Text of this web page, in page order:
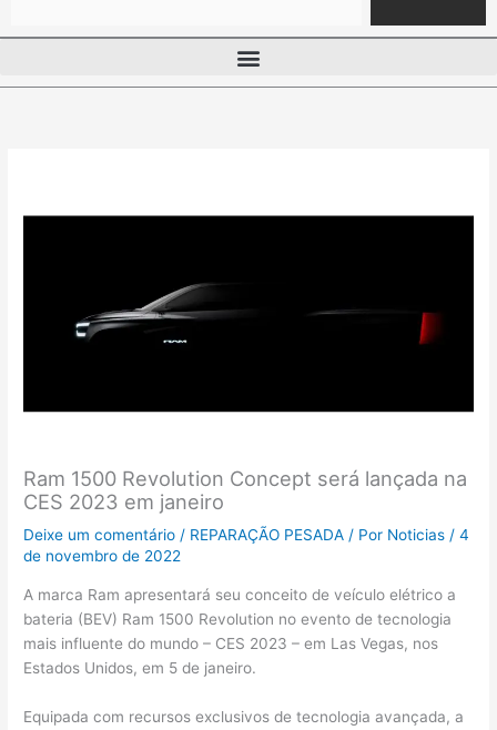
Ram 1500 Revolution Concept será lançada na
CES 2023 em janeiro
Deixe um comentário / REPARAÇÃO PESADA / Por Noticias/4
de novembro de 2022
A marca Ram apresentará seu conceito de veículo elétrico a
bateria (BEV) Ram 1500 Revolution no evento de tecnologia
mais influente do mundo – CES 2023 – em Las Vegas, nos
Estados Unidos, em 5 de janeiro.
Equipada com recursos exclusivos de tecnologia avançada, a